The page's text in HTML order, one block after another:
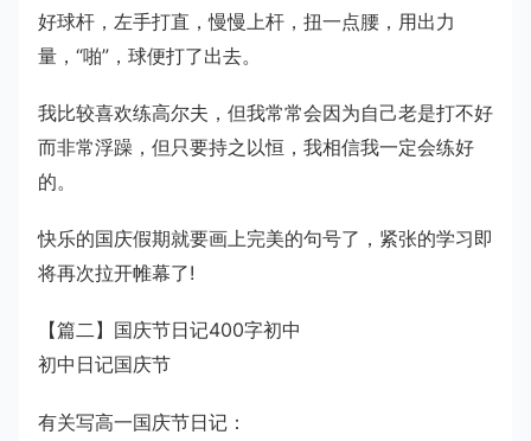
好球杆，左手打直，慢慢上杆，扭一点腰，用出力
量，“啪”，球便打了出去。
我比较喜欢练高尔夫，但我常常会因为自己老是打不好
而非常浮躁，但只要持之以恒，我相信我一定会练好
的。
快乐的国庆假期就要画上完美的句号了，紧张的学习即
将再次拉开帷幕了!
【篇二】国庆节日记400字初中
初中日记国庆节
有关写高一国庆节日记：